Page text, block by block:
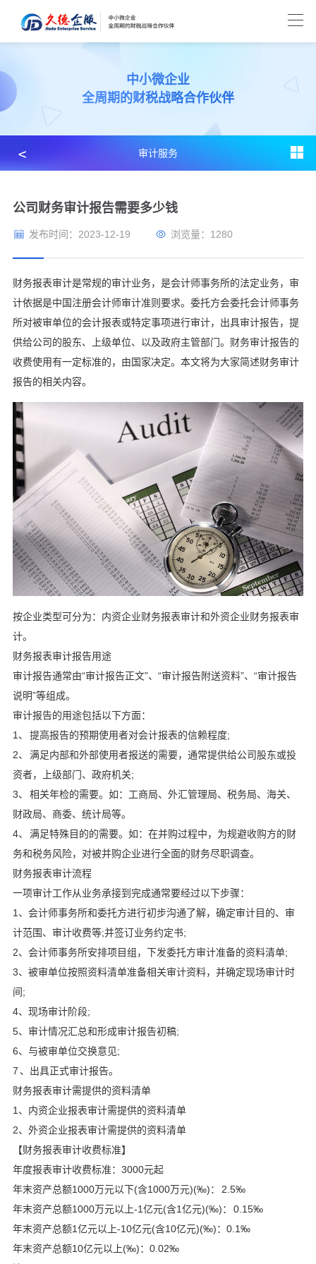
中小微企业
全周期的财税战略合作伙伴
﹤ 审计服务
公司财务审计报告需要多少钱
发布时间：2023-12-19 浏览量：1280
财务报表审计是常规的审计业务，是会计师事务所的法定业务，审
计依据是中国注册会计师审计准则要求。委托方会委托会计师事务
所对被审单位的会计报表或特定事项进行审计，出具审计报告，提
供给公司的股东、上级单位、以及政府主管部门。财务审计报告的
收费使用有一定标准的，由国家决定。本文将为大家简述财务审计
报告的相关内容。
按企业类型可分为：内资企业财务报表审计和外资企业财务报表审
计。
财务报表审计报告用途
审计报告通常由“审计报告正文”、“审计报告附送资料”、“审计报告
说明”等组成。
审计报告的用途包括以下方面：
1、 提高报告的预期使用者对会计报表的信赖程度;
2、 满足内部和外部使用者报送的需要，通常提供给公司股东或投
资者，上级部门、政府机关;
3、 相关年检的需要。如：工商局、外汇管理局、税务局、海关、
财政局、商委、统计局等。
4、 满足特殊目的的需要。如：在并购过程中，为规避收购方的财
务和税务风险，对被并购企业进行全面的财务尽职调查。
财务报表审计流程
一项审计工作从业务承接到完成通常要经过以下步骤：
1、会计师事务所和委托方进行初步沟通了解，确定审计目的、审
计范围、审计收费等;并签订业务约定书;
2、会计师事务所安排项目组，下发委托方审计准备的资料清单;
3、被审单位按照资料清单准备相关审计资料，并确定现场审计时
间;
4、现场审计阶段;
5、审计情况汇总和形成审计报告初稿;
6、与被审单位交换意见;
7 、出具正式审计报告。
财务报表审计需提供的资料清单
1、内资企业报表审计需提供的资料清单
2、外资企业报表审计需提供的资料清单
【财务报表审计收费标准】
年度报表审计收费标准：3000元起
年末资产总额1000万元以下(含1000万元)(‰)： 2.5‰
年末资产总额1000万元以上-1亿元(含1亿元)(‰)： 0.15‰
年末资产总额1亿元以上-10亿元(含10亿元)(‰)：0.1‰
年末资产总额10亿元以上(‰)：0.02‰